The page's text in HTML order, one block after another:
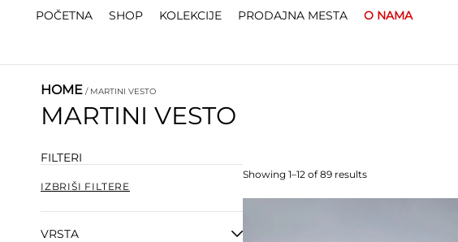
POČETNA SHOP KOLEKCIJE PRODAJNA MESTA O NAMA
HOME / MARTINI VESTO
MARTINI VESTO
FILTERI
IZBRIŠI FILTERE
VRSTA
Showing 1–12 of 89 results